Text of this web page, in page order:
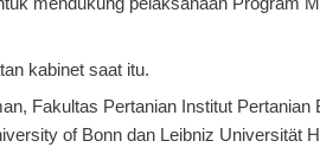
kabinet saat itu.
Fakultas Pertanian Institut Pertanian
of Bonn dan Leibniz Universität